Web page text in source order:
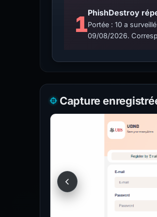
1PhishDestroy
Portée : 10 a
09/08/2026.
Capture